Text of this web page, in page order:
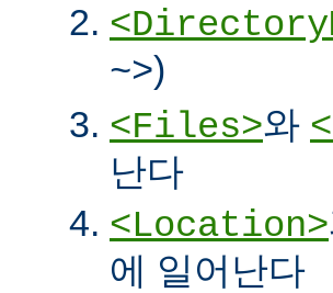
~>)
<Files>와
난다
<Location>
에 일어난다